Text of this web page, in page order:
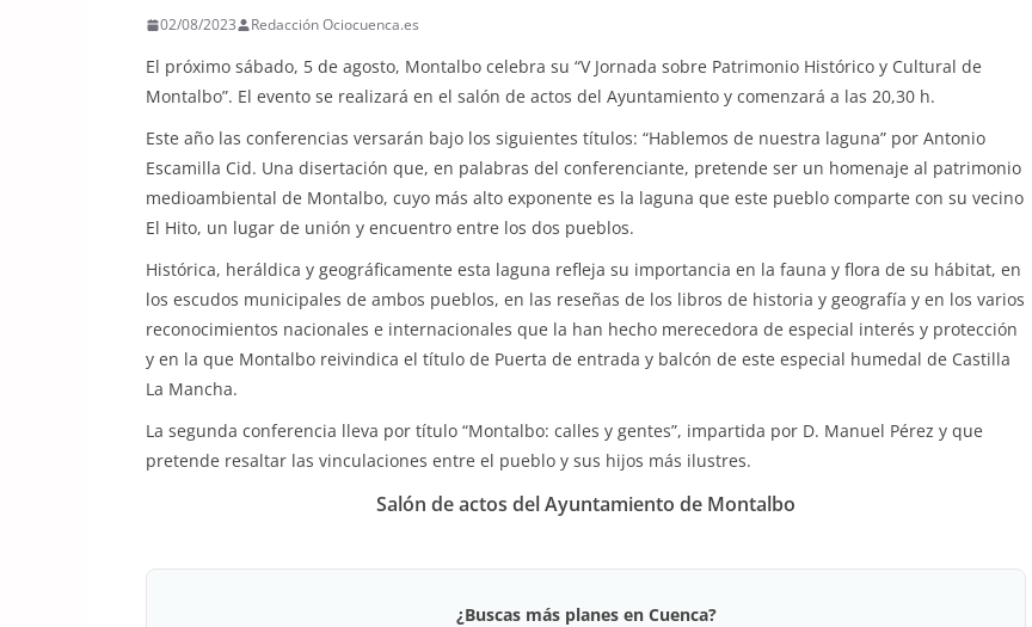
02/08/2023 Redacción Ociocuenca.es
El próximo sábado, 5 de agosto, Montalbo celebra su “V Jornada sobre Patrimonio Histórico y Cultural de
Montalbo”. El evento se realizará en el salón de actos del Ayuntamiento y comenzará a las 20,30 h.
Este año las conferencias versarán bajo los siguientes títulos: “Hablemos de nuestra laguna” por Antonio
Escamilla Cid. Una disertación que, en palabras del conferenciante, pretende ser un homenaje al patrimonio
medioambiental de Montalbo, cuyo más alto exponente es la laguna que este pueblo comparte con su vecino
El Hito, un lugar de unión y encuentro entre los dos pueblos.
Histórica, heráldica y geográficamente esta laguna refleja su importancia en la fauna y flora de su hábitat, en
los escudos municipales de ambos pueblos, en las reseñas de los libros de historia y geografía y en los varios
reconocimientos nacionales e internacionales que la han hecho merecedora de especial interés y protección
y en la que Montalbo reivindica el título de Puerta de entrada y balcón de este especial humedal de Castilla
La Mancha.
La segunda conferencia lleva por título “Montalbo: calles y gentes”, impartida por D. Manuel Pérez y que
pretende resaltar las vinculaciones entre el pueblo y sus hijos más ilustres.
Salón de actos del Ayuntamiento de Montalbo
¿Buscas más planes en Cuenca?